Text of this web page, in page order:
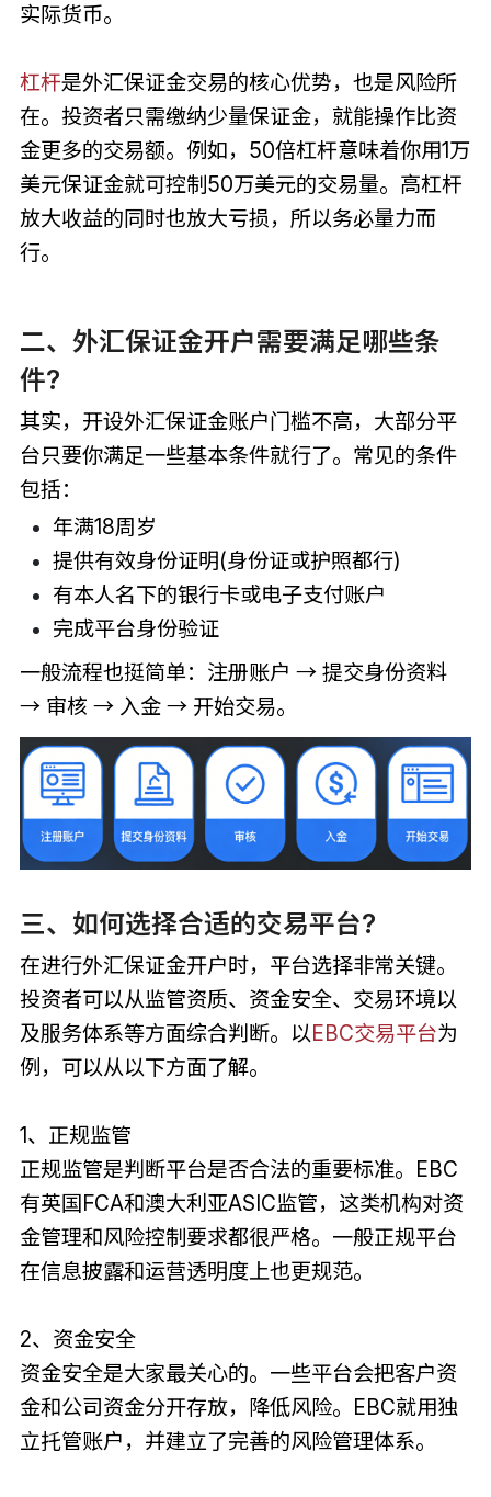
实际货币。
杠杆是外汇保证金交易的核心优势，也是风险所
在。投资者只需缴纳少量保证金，就能操作比资
金更多的交易额。例如，50倍杠杆意味着你用1万
美元保证金就可控制50万美元的交易量。高杠杆
放大收益的同时也放大亏损，所以务必量力而
行。
二、外汇保证金开户需要满足哪些条
件?
其实，开设外汇保证金账户门槛不高，大部分平
台只要你满足一些基本条件就行了。常见的条件
包括：
年满18周岁
提供有效身份证明(身份证或护照都行)
有本人名下的银行卡或电子支付账户
完成平台身份验证
一般流程也挺简单：注册账户 → 提交身份资料
→ 审核 → 入金 → 开始交易。
三、如何选择合适的交易平台?
在进行外汇保证金开户时，平台选择非常关键。
投资者可以从监管资质、资金安全、交易环境以
及服务体系等方面综合判断。以EBC交易平台为
例，可以从以下方面了解。
1、正规监管
正规监管是判断平台是否合法的重要标准。EBC
有英国FCA和澳大利亚ASIC监管，这类机构对资
金管理和风险控制要求都很严格。一般正规平台
在信息披露和运营透明度上也更规范。
2、资金安全
资金安全是大家最关心的。一些平台会把客户资
金和公司资金分开存放，降低风险。EBC就用独
立托管账户，并建立了完善的风险管理体系。